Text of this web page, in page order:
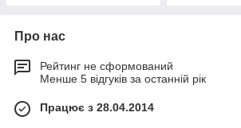
Про нас
Рейтинг не сформований
Менше 5 відгуків за останній рік
Працює з 28.04.2014